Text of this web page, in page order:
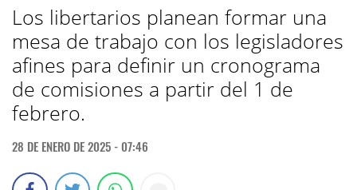
Los libertarios planean formar una
mesa de trabajo con los legisladores
afines para definir un cronograma
de comisiones a partir del 1 de
febrero.
28 DE ENERO DE 2025 - 07:46